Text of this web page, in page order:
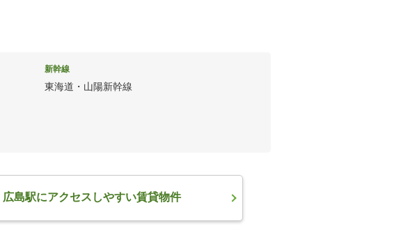
新幹線
東海道・山陽新幹線
広島駅にアクセスしやすい賃貸物件